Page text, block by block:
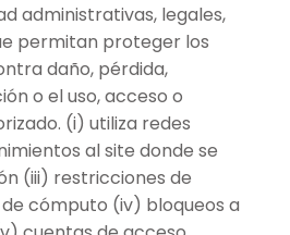
administrativas, legales,
permitan proteger los
daño, pérdida,
o el uso, acceso o
(i) utiliza redes
al site donde se
(iii) restricciones de
cómputo (iv) bloqueos a